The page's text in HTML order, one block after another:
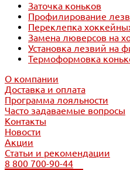
Заточка коньков
Профилирование
Переклепка
Замена люверсов на
Установка лезвий на
Термоформовка
О компании
Доставка и оплата
Программа лояльности
Часто задаваемые вопросы
Контакты
Новости
Акции
Статьи и рекомендации
8 800 700-90-44